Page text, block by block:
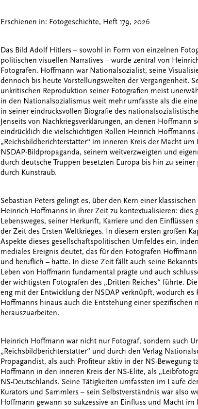
Erschienen in: Fotogeschichte, Heft 179, 2026
Das Bild Adolf Hitlers – sowohl in Form von einzelnen
politischen visuellen Narratives – wurde zentral von
Fotografen. Hoffmann war Nationalsozialist, seine
dennoch bis heute Vorstellungswelten der Vergangenheit.
unkritischen Reproduktion seiner Fotografien meist
in den Nationalsozialismus weit mehr umfasste als die
in seiner eindrucksvollen Biografie des
Jenseits von Nachkriegsverklärungen, an denen Hoffmann
eindrücklich die vielschichtigen Rollen Heinrich Hoffmanns
„Reichsbildberichterstatter“ im inneren Kreis der Macht
NSDAP-Bildpropaganda, seinem weitverzweigten und
durch deutsche Truppen besetzten Europa bis hin zu
durch Kunstraub.
Sebastian Peters gelingt es, über den Kern einer
Heinrich Hoffmanns in ihrer Zeit zu kontextualisieren: dies
Lebensweges, seiner Herkunft, Karriere und den
der Zeit des Ersten Weltkrieges. In diesem ersten großen
Aspekte dieses gesellschaftspolitischen Umfeldes ein,
mediales Ereignis deutet, das für den Fotografen
und beruflich – hatte. In diese Zeit fällt auch seine
Leben von Hoffmann fundamental prägte und auch
der wichtigsten Fotografen des „Dritten Reiches“ führte.
eng mit der Entwicklung der NSDAP verknüpft, wodurch es
Hoffmanns hinaus auch die Entstehung einer
herauszuarbeiten.
Heinrich Hoffmann war nicht nur Fotograf, sondern auch
„Reichsbildberichterstatter“ und durch den Verlag
Propagandist, als auch Profiteur aktiv in der NS-
Hoffmann in den inneren Kreis der NS-Elite, als
NS-Deutschlands. Seine Tätigkeiten umfassten im Laufe
Kurators und Sammlers – sein Selbstverständnis war also
Hoffmann gewann so sukzessive an Einfluss und Macht